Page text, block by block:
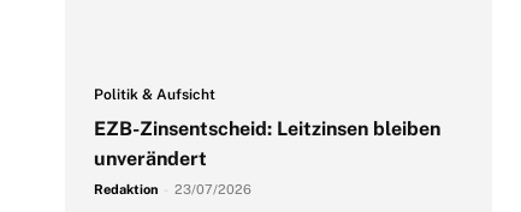
Politik & Aufsicht
EZB-Zinsentscheid: Leitzinsen bleiben
unverändert
Redaktion 23/07/2026